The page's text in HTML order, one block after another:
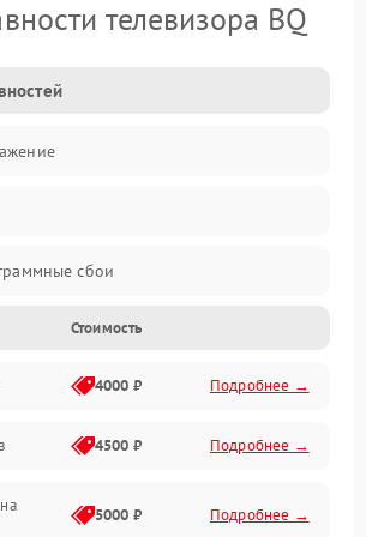
телевизора BQ
сбои
модули
Стоимость
4000 ₽ Подробнее →
4500 ₽ Подробнее →
5000 ₽ Подробнее →